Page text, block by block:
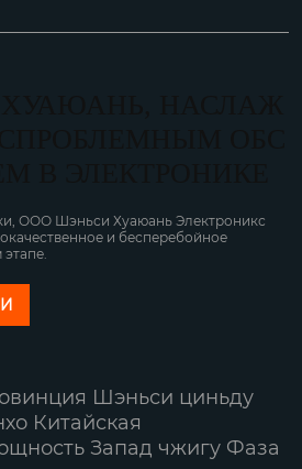
ООО Шэньси Хуаюань Электроникс
и бесперебойное
Шэньси циньду
Китайская
Запад чжигу Фаза